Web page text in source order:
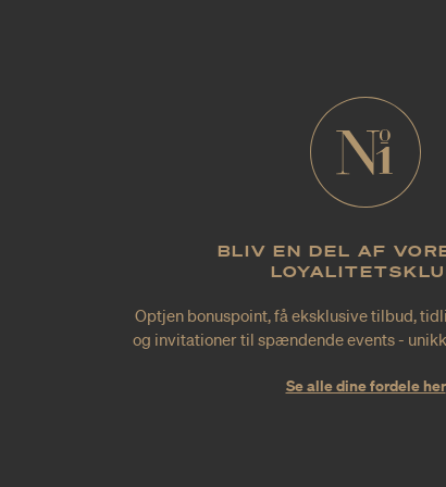
BLIV EN DEL AF
Optjen bonuspoint, få eksklusive tilbud,
og invitationer til spændende events -
Se alle dine fordele her